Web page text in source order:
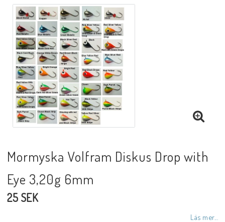
Mormyska Volfram Diskus Drop with
Eye 3,20g 6mm
25 SEK
Läs mer...